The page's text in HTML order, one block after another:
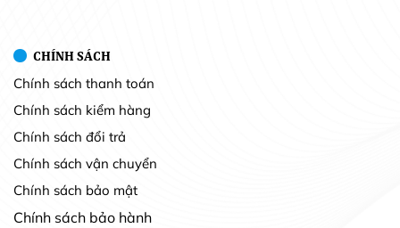
CHÍNH SÁCH
Chính sách thanh toán
Chính sách kiểm hàng
Chính sách đổi trả
Chính sách vận chuyển
Chính sách bảo mật
Chính sách bảo hành